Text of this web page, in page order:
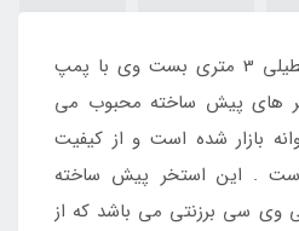
استخر پیش ساخته مستطیلی 3 متری بست وی با پمپ
های پیش ساخته محبوب می
بازار شده است و از کیفیت
است . این استخر پیش ساخته
وی سی برزنتی می باشد که از